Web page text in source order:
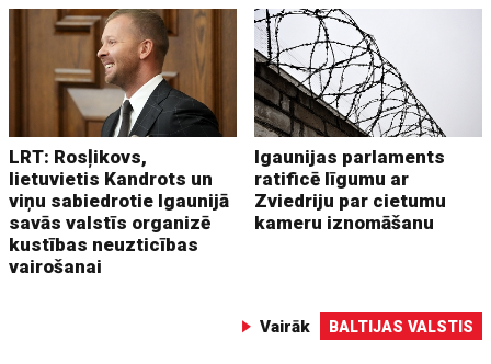
LRT: Rosļikovs,
lietuvietis Kandrots un
viņu sabiedrotie Igaunijā
savās valstīs organizē
kustības neuzticības
vairošanai
Igaunijas parlaments
ratificē līgumu ar
Zviedriju par cietumu
kameru iznomāšanu
Vairāk BALTIJAS VALSTIS